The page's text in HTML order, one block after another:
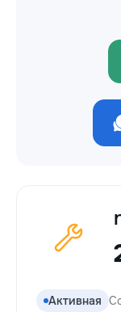
Активная